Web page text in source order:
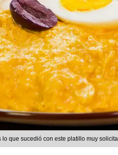
lo que sucedió con este platillo muy